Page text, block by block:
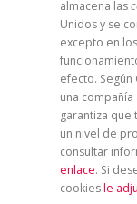
almacena las
Unidos y se
excepto en
efecto. Según
una
garantiza
un nivel de
consultar
enlace. Si
cookiesle